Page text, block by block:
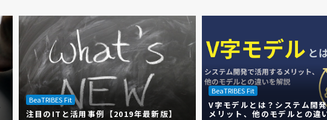
BeaTRIBES Fit
注目のITと活用事例【2019年最新版】
BeaTRIBES Fit
V字モデルとは？システム開
メリット、他のモデルとの違